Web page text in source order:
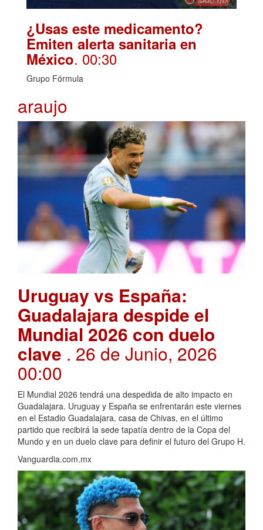
¿Usas este medicamento?
Emiten alerta sanitaria en
México. 00:30
Grupo Fórmula
araujo
Uruguay vs España:
Guadalajara despide el
Mundial 2026 con duelo
clave . 26 de Junio, 2026
00:00
El Mundial 2026 tendrá una despedida de alto impacto en
Guadalajara. Uruguay y España se enfrentarán este viernes
en el Estadio Guadalajara, casa de Chivas, en el último
partido que recibirá la sede tapatía dentro de la Copa del
Mundo y en un duelo clave para definir el futuro del Grupo H.
Vanguardia.com.mx